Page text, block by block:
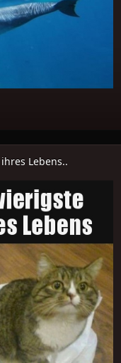
Lebens..